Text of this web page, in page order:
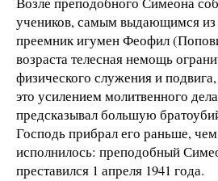
учеников, самым выдающимся из
преемник игумен Феофил
возраста телесная немощь
физического служения и
это усилением молитвенного
предсказывал большую
Господь прибрал его раньше,
исполнилось: преподобный
преставился 1 апреля 1941 года.